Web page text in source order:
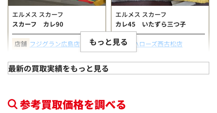
エルメス スカーフ
スカーフ カレ90
店舗 フジグラン広島店
状態 A
エルメス スカーフ
カレ45 いたずら三つ子
店舗
ハローズ西古松店
もっと見る
最新の買取実績をもっと見る
参考買取価格を調べる